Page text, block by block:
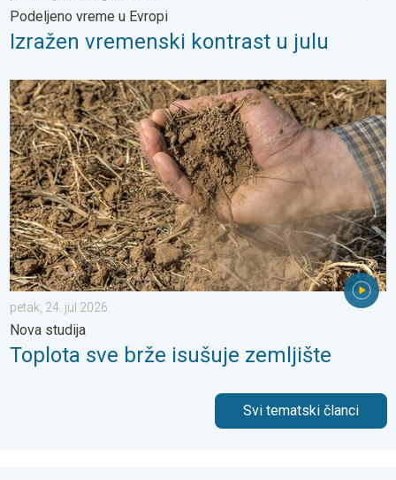
Podeljeno vreme u Evropi
Izražen vremenski kontrast u julu
Toplota sve brže isušuje zemljište. Nova studija. . . petak, 24.
petak, 24. jul 2026.
Nova studija
Toplota sve brže isušuje zemljište
Svi tematski članci